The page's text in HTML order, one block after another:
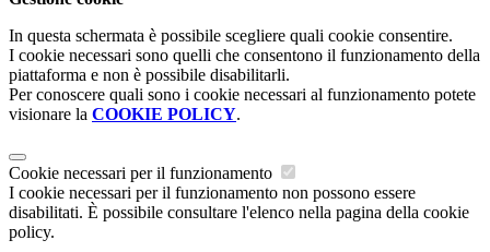
In questa schermata è possibile scegliere quali cookie consentire.
I cookie necessari sono quelli che consentono il funzionamento della
piattaforma e non è possibile disabilitarli.
Per conoscere quali sono i cookie necessari al funzionamento potete
visionare la COOKIE POLICY.
Cookie necessari per il funzionamento
I cookie necessari per il funzionamento non possono essere
disabilitati. È possibile consultare l'elenco nella pagina della cookie
policy.